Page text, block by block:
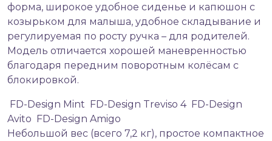
форма, широкое удобное сиденье и капюшон с
козырьком для малыша, удобное складывание и
регулируемая по росту ручка – для родителей.
Модель отличается хорошей маневренностью
благодаря передним поворотным колёсам с
блокировкой.
FD-Design Mint FD-Design Treviso 4 FD-Design
Avito FD-Design Amigo
Небольшой вес (всего 7,2 кг), простое компактное